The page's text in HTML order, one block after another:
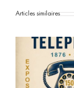
Articles similaires